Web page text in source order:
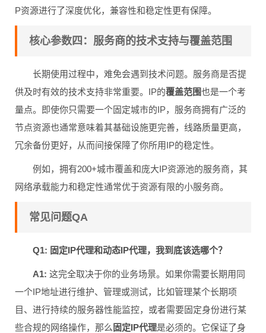
P资源进行了深度优化，兼容性和稳定性更有保障。
核心参数四：服务商的技术支持与覆盖范围
长期使用过程中，难免会遇到技术问题。服务商是否提
供及时有效的技术支持非常重要。IP的覆盖范围也是一个考
量点。即使你只需要一个固定城市的IP，服务商拥有广泛的
节点资源也通常意味着其基础设施更完善，线路质量更高，
冗余备份更好，从而间接保障了你所用IP的稳定性。
例如，拥有200+城市覆盖和庞大IP资源池的服务商，其
网络承载能力和稳定性通常优于资源有限的小服务商。
常见问题QA
Q1: 固定IP代理和动态IP代理，我到底该选哪个？
A1: 这完全取决于你的业务场景。如果你需要长期用同
一个IP地址进行维护、管理或测试，比如管理某个长期项
目、进行持续的服务器性能监控，或者需要固定身份进行某
些合规的网络操作，那么 固定IP代理是必须的。它保证了身